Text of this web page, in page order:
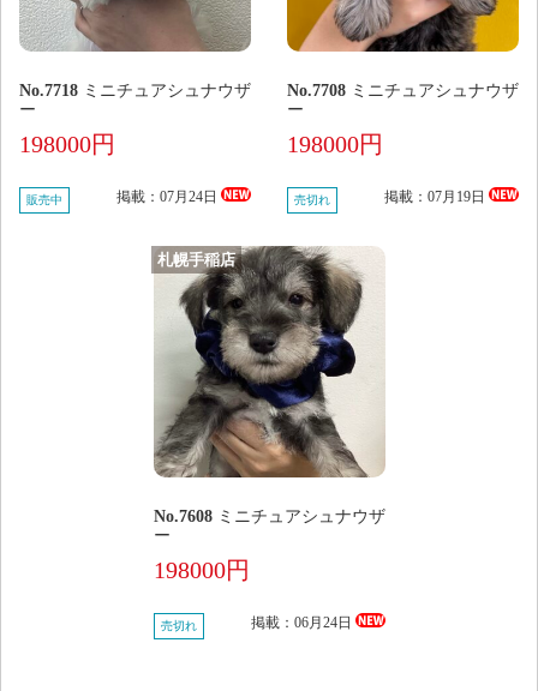
No.7718 ミニチュアシュナウザ
ー
198000円
販売中 掲載：07月24日
No.7708 ミニチュアシュナウザ
ー
198000円
売切れ 掲載：07月19日
札幌手稲店
No.7608 ミニチュアシュナウザ
ー
198000円
売切れ 掲載：06月24日